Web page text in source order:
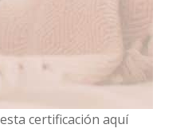
certificación aquí